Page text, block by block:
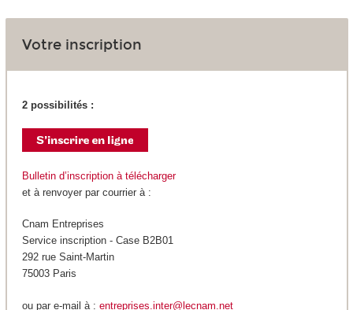
Votre inscription
2 possibilités :
Bulletin d’inscription à télécharger
et à renvoyer par courrier à :
Cnam Entreprises
Service inscription - Case B2B01
292 rue Saint-Martin
75003 Paris
ou par e-mail à : entreprises.inter@lecnam.net